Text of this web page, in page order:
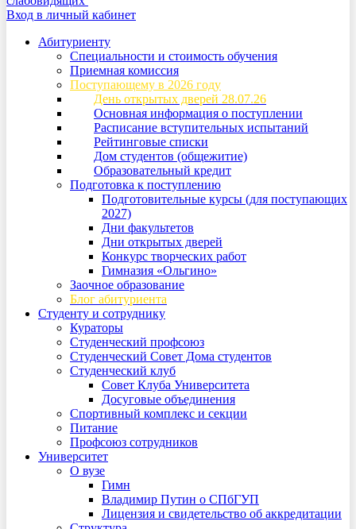
Вход в личный кабинет
Абитуриенту
Специальности и стоимость обучения
Приемная комиссия
Поступающему в 2026 году
День открытых дверей 28.07.26
Основная информация о поступлении
Расписание вступительных испытаний
Рейтинговые списки
Дом студентов (общежитие)
Образовательный кредит
Подготовка к поступлению
Подготовительные курсы (для поступающих
2027)
Дни факультетов
Дни открытых дверей
Конкурс творческих работ
Гимназия «Ольгино»
Заочное образование
Блог абитуриента
Студенту и сотруднику
Кураторы
Студенческий профсоюз
Студенческий Совет Дома студентов
Студенческий клуб
Совет Клуба Университета
Досуговые объединения
Спортивный комплекс и секции
Питание
Профсоюз сотрудников
Университет
О вузе
Гимн
Владимир Путин о СПбГУП
Лицензия и свидетельство об аккредитации